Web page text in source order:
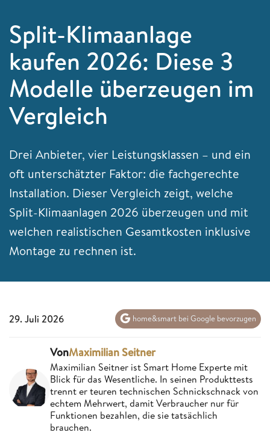
Split-Klimaanlage
kaufen 2026: Diese 3
Modelle überzeugen im
Vergleich
Drei Anbieter, vier Leistungsklassen – und ein
oft unterschätzter Faktor: die fachgerechte
Installation. Dieser Vergleich zeigt, welche
Split-Klimaanlagen 2026 überzeugen und mit
welchen realistischen Gesamtkosten inklusive
Montage zu rechnen ist.
29. Juli 2026 home&smart bei Google bevorzugen
VonMaximilian Seitner
Maximilian Seitner ist Smart Home Experte mit
Blick für das Wesentliche. In seinen Produkttests
trennt er teuren technischen Schnickschnack von
echtem Mehrwert, damit Verbraucher nur für
Funktionen bezahlen, die sie tatsächlich
brauchen.